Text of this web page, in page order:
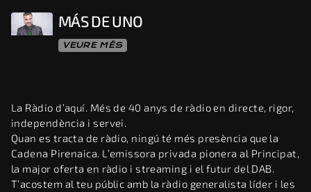
MÁS DE UNO
VEURE MÉS
La Ràdio d’aquí. Més de 40 anys de ràdio en directe, rigor,
independència i servei.
Quan es tracta de ràdio, ningú té més presència que la
Cadena Pirenaica. L’emissora privada pionera al Principat,
la major oferta en ràdio i streaming i el futur del DAB.
T’acostem al teu públic amb la ràdio generalista líder i les